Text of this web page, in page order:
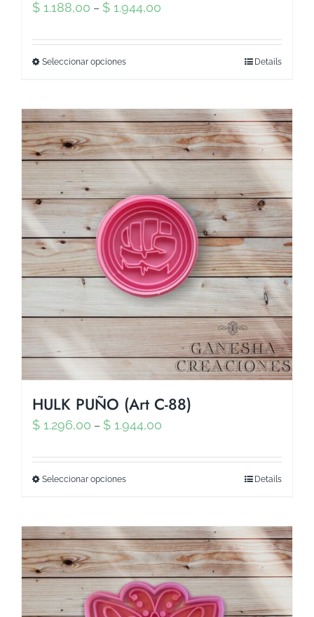
$ 1.188,00 – $ 1.944,00
Seleccionar opciones Details
HULK PUÑO (Art C-88)
$ 1.296,00 – $ 1.944,00
Seleccionar opciones Details